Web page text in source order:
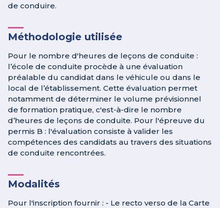
de conduire.
Méthodologie utilisée
Pour le nombre d'heures de leçons de conduite :
l’école de conduite procède à une évaluation
préalable du candidat dans le véhicule ou dans le
local de l’établissement. Cette évaluation permet
notamment de déterminer le volume prévisionnel
de formation pratique, c'est-à-dire le nombre
d’heures de leçons de conduite. Pour l'épreuve du
permis B : l'évaluation consiste à valider les
compétences des candidats au travers des situations
de conduite rencontrées.
Modalités
Pour l'inscription fournir : - Le recto verso de la Carte